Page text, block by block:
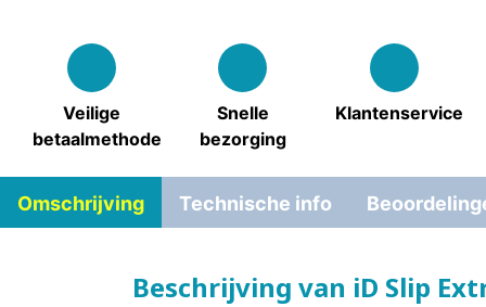
Veilige
betaalmethode
Snelle
bezorging
Klantenservice
Omschrijving Technische info
Beschrijving van iD Slip